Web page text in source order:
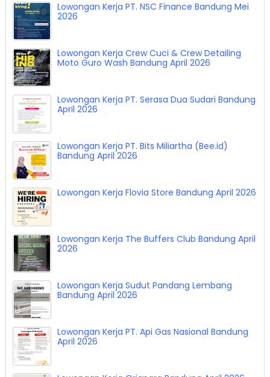
Lowongan Kerja PT. NSC Finance Bandung Mei
2026
Lowongan Kerja Crew Cuci & Crew Detailing
Moto Guro Wash Bandung April 2026
Lowongan Kerja PT. Serasa Dua Sudari Bandung
April 2026
Lowongan Kerja PT. Bits Miliartha (Bee.id)
Bandung April 2026
Lowongan Kerja Flovia Store Bandung April 2026
Lowongan Kerja The Buffers Club Bandung April
2026
Lowongan Kerja Sudut Pandang Lembang
Bandung April 2026
Lowongan Kerja PT. Api Gas Nasional Bandung
April 2026